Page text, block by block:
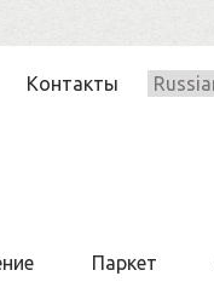
Контакты
Паркет